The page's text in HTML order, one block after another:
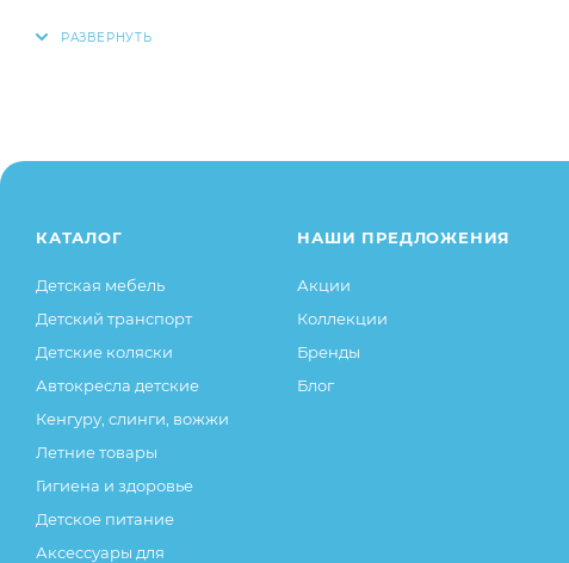
КАТАЛОГ
Детская мебель
Детский транспорт
Детские коляски
Автокресла детские
Кенгуру, слинги, вожжи
Летние товары
Гигиена и здоровье
Детское питание
Аксессуары для
НАШИ ПРЕДЛОЖЕНИЯ
Акции
Коллекции
Бренды
Блог